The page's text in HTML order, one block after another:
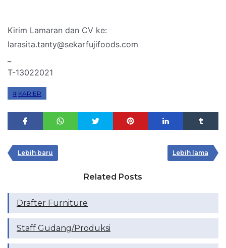
Kirim Lamaran dan CV ke:
larasita.tanty@sekarfujifoods.com
T-13022021
KARIER
Lebih baru Lebih lama
Related Posts
Drafter Furniture
Staff Gudang/Produksi